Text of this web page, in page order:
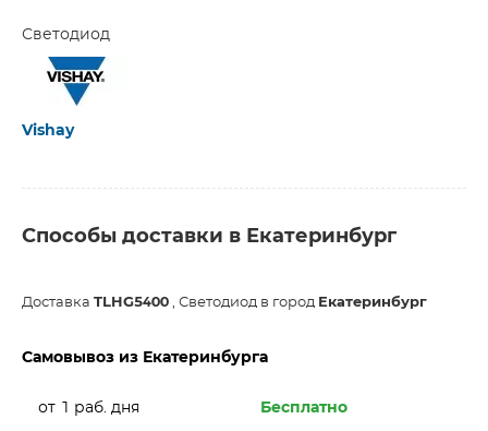
Светодиод
Vishay
Способы доставки в Екатеринбург
Доставка TLHG5400 , Светодиод в город Екатеринбург
Самовывоз из Екатеринбурга
от 1 раб. дня Бесплатно